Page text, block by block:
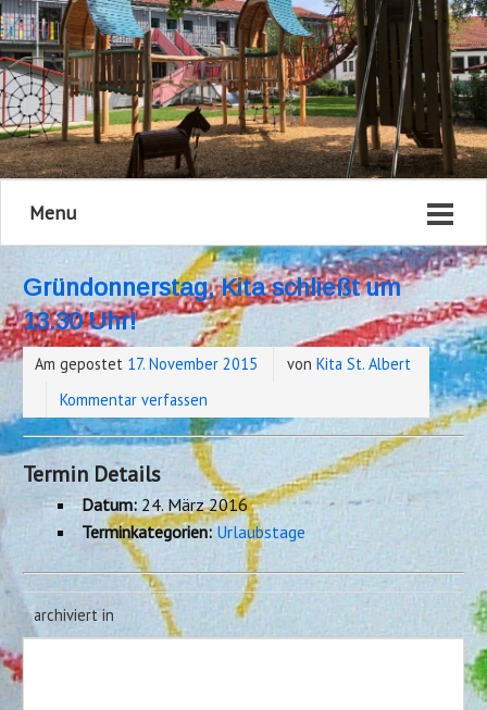
Menu
Gründonnerstag, Kita schließt um
13.30 Uhr!
Am gepostet 17. November 2015 von Kita St. Albert
Kommentar verfassen
Termin Details
Datum: 24. März 2016
Terminkategorien: Urlaubstage
archiviert in